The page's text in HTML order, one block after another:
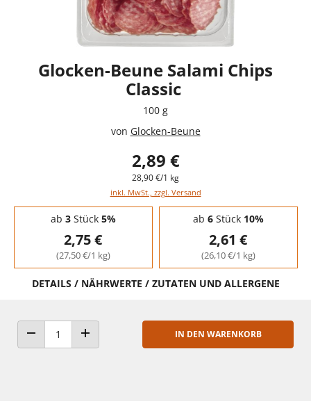
Glocken-Beune Salami Chips
Classic
100 g
von Glocken-Beune
2,89 €
28,90 €/1 kg
inkl. MwSt., zzgl. Versand
Staffelpreise - Mengenrabatt
ab 3Stück 5%
2,75 €
(27,50 €/1 kg)
ab 6Stück 10%
2,61 €
(26,10 €/1 kg)
DETAILS / NÄHRWERTE / ZUTATEN UND ALLERGENE
ANZAHL VERRINGERNANZAHL ERHÖHEN
IN DEN WARENKORB